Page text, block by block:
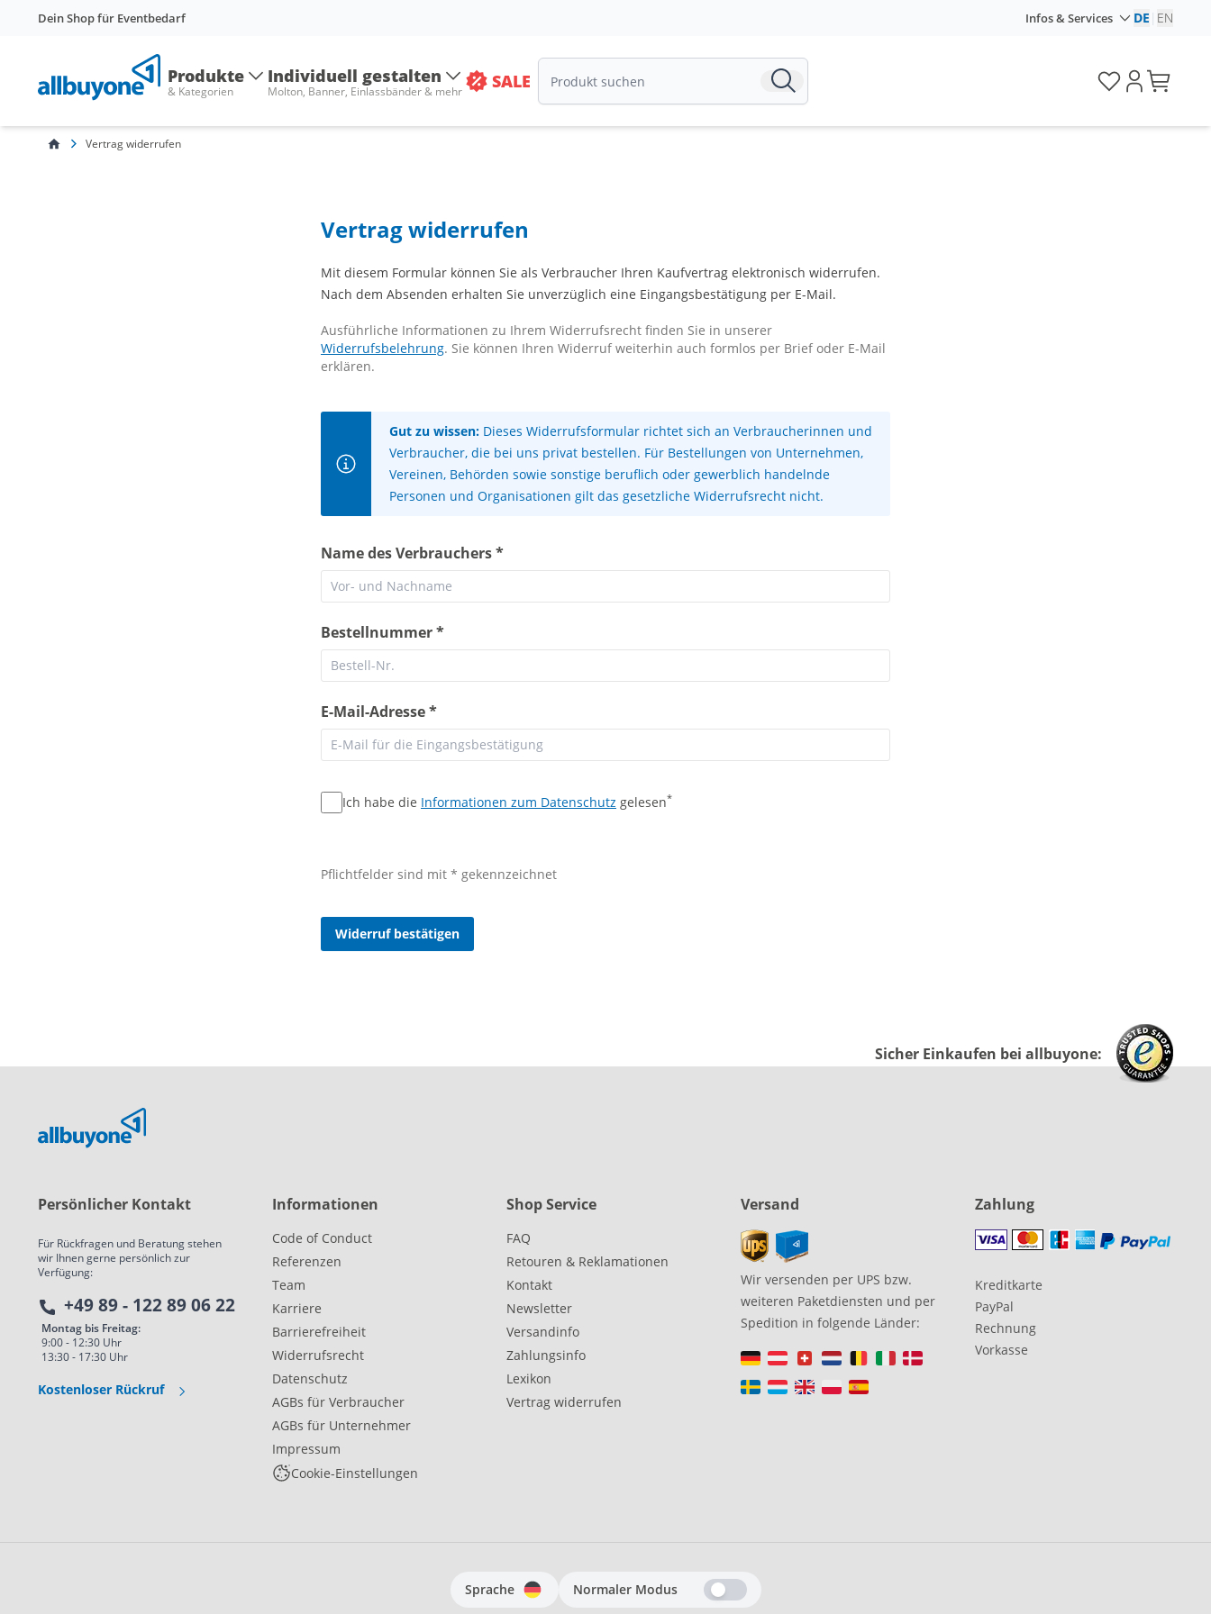
Dein Shop für Eventbedarf Infos & Services DE EN
Produkte
& Kategorien
Individuell gestalten
Molton, Banner, Einlassbänder & mehr SALE
Vertrag widerrufen
Vertrag widerrufen
Mit diesem Formular können Sie als Verbraucher Ihren Kaufvertrag elektronisch widerrufen.
Nach dem Absenden erhalten Sie unverzüglich eine Eingangsbestätigung per E-Mail.
Ausführliche Informationen zu Ihrem Widerrufsrecht finden Sie in unserer
Widerrufsbelehrung. Sie können Ihren Widerruf weiterhin auch formlos per Brief oder E-Mail
erklären.
Gut zu wissen: Dieses Widerrufsformular richtet sich an Verbraucherinnen und
Verbraucher, die bei uns privat bestellen. Für Bestellungen von Unternehmen,
Vereinen, Behörden sowie sonstige beruflich oder gewerblich handelnde
Personen und Organisationen gilt das gesetzliche Widerrufsrecht nicht.
Name des Verbrauchers *
Bestellnummer *
E-Mail-Adresse *
Ich habe die Informationen zum Datenschutz gelesen*
Pflichtfelder sind mit * gekennzeichnet
Widerruf bestätigen
Sicher Einkaufen bei allbuyone:
Persönlicher Kontakt
Für Rückfragen und Beratung stehen
wir Ihnen gerne persönlich zur
Verfügung:
+49 89 - 122 89 06 22
Montag bis Freitag:
9:00 - 12:30 Uhr
13:30 - 17:30 Uhr
Kostenloser Rückruf
Informationen
Code of Conduct
Referenzen
Team
Karriere
Barrierefreiheit
Widerrufsrecht
Datenschutz
AGBs für Verbraucher
AGBs für Unternehmer
Impressum
Cookie-Einstellungen
Shop Service
FAQ
Retouren & Reklamationen
Kontakt
Newsletter
Versandinfo
Zahlungsinfo
Lexikon
Vertrag widerrufen
Versand
Wir versenden per UPS bzw.
weiteren Paketdiensten und per
Spedition in folgende Länder:
Zahlung
Kreditkarte
PayPal
Rechnung
Vorkasse
Sprache Normaler Modus